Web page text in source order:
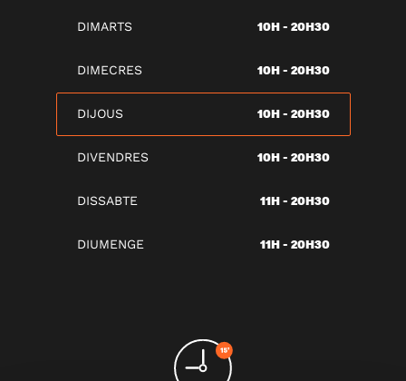
DIMARTS 10H - 20H30
DIMECRES 10H - 20H30
DIJOUS 10H - 20H30
DIVENDRES 10H - 20H30
DISSABTE 11H - 20H30
DIUMENGE 11H - 20H30